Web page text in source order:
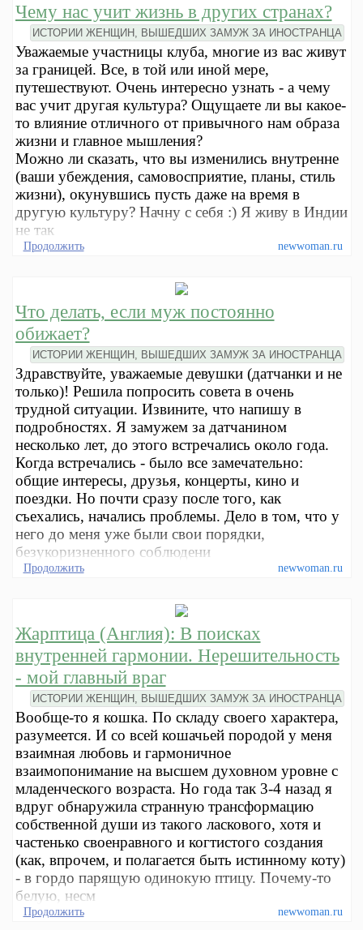
Чему нас учит жизнь в других странах?
ИСТОРИИ ЖЕНЩИН, ВЫШЕДШИХ ЗАМУЖ ЗА ИНОСТРАНЦА
Уважаемые участницы клуба, многие из вас живут
за границей. Все, в той или иной мере,
путешествуют. Очень интересно узнать - а чему
вас учит другая культура? Ощущаете ли вы какое-
то влияние отличного от привычного нам образа
жизни и главное мышления?
Можно ли сказать, что вы изменились внутренне
(ваши убеждения, самовосприятие, планы, стиль
жизни), окунувшись пусть даже на время в
другую культуру? Начну с себя :) Я живу в Индии
не так
Продолжить newwoman.ru
Что делать, если муж постоянно
обижает?
ИСТОРИИ ЖЕНЩИН, ВЫШЕДШИХ ЗАМУЖ ЗА ИНОСТРАНЦА
Здравствуйте, уважаемые девушки (датчанки и не
только)! Решила попросить совета в очень
трудной ситуации. Извините, что напишу в
подробностях. Я замужем за датчанином
несколько лет, до этого встречались около года.
Когда встречались - было все замечательно:
общие интересы, друзья, концерты, кино и
поездки. Но почти сразу после того, как
съехались, начались проблемы. Дело в том, что у
него до меня уже были свои порядки,
безукоризненного соблюдени
Продолжить newwoman.ru
Жарптица (Англия): В поисках
внутренней гармонии. Нерешительность
- мой главный враг
ИСТОРИИ ЖЕНЩИН, ВЫШЕДШИХ ЗАМУЖ ЗА ИНОСТРАНЦА
Вообще-то я кошка. По складу своего характера,
разумеется. И со всей кошачьей породой у меня
взаимная любовь и гармоничное
взаимопонимание на высшем духовном уровне с
младенческого возраста. Но года так 3-4 назад я
вдруг обнаружила странную трансформацию
собственной души из такого ласкового, хотя и
частенько своенравного и когтистого создания
(как, впрочем, и полагается быть истинному коту)
- в гордо парящую одинокую птицу. Почему-то
белую, несм
Продолжить newwoman.ru